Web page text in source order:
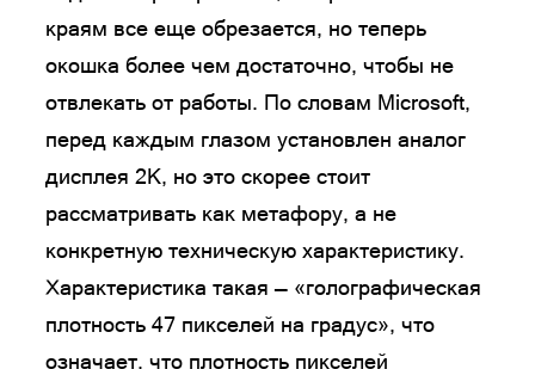
краям все еще обрезается, но теперь
окошка более чем достаточно, чтобы не
отвлекать от работы. По словам Microsoft,
перед каждым глазом установлен аналог
дисплея 2K, но это скорее стоит
рассматривать как метафору, а не
конкретную техническую характеристику.
Характеристика такая — «голографическая
плотность 47 пикселей на градус», что
означает, что плотность пикселей